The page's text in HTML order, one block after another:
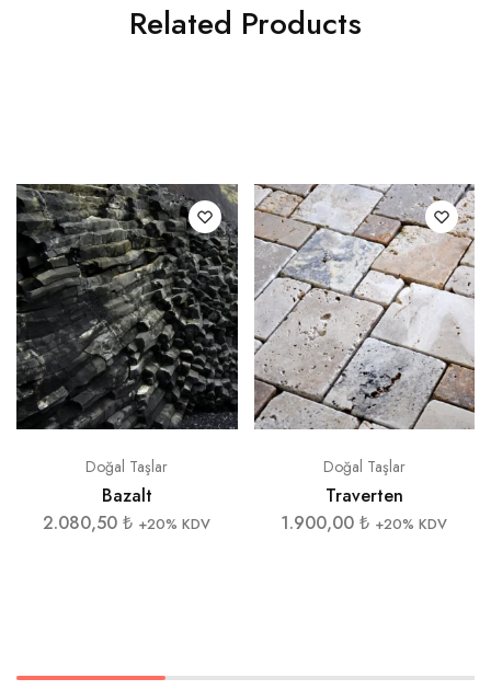
Related Products
Doğal Taşlar
Bazalt
2.080,50₺ +20% KDV
Doğal Taşlar
Traverten
1.900,00₺ +20% KDV